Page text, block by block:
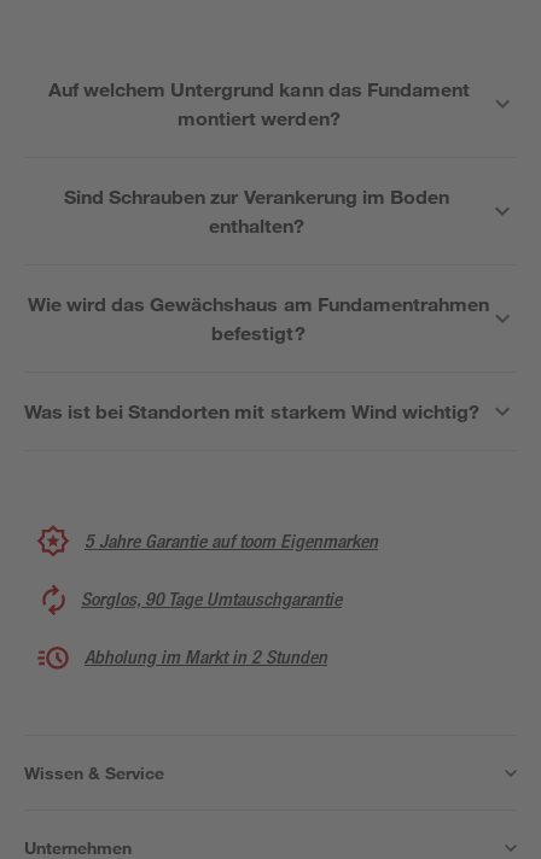
Auf welchem Untergrund kann das Fundament
montiert werden?
Sind Schrauben zur Verankerung im Boden
enthalten?
Wie wird das Gewächshaus am Fundamentrahmen
befestigt?
Was ist bei Standorten mit starkem Wind wichtig?
5 Jahre Garantie auf toom Eigenmarken
Sorglos, 90 Tage Umtauschgarantie
Abholung im Markt in 2 Stunden
Wissen & Service
Unternehmen